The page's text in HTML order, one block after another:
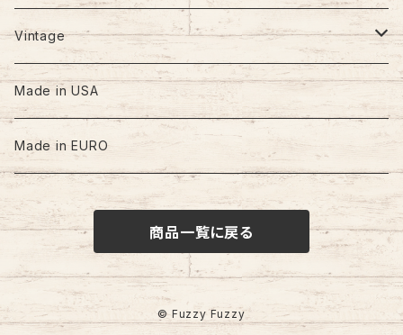
Vintage
60s-70s
80s
90s
Made in USA
Made in EURO
商品一覧に戻る
© Fuzzy Fuzzy